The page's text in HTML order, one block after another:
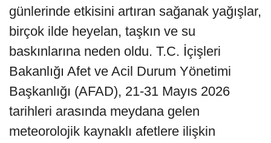
günlerinde etkisini artıran sağanak yağışlar,
birçok ilde heyelan, taşkın ve su
baskınlarına neden oldu. T.C. İçişleri
Bakanlığı Afet ve Acil Durum Yönetimi
Başkanlığı (AFAD), 21-31 Mayıs 2026
tarihleri arasında meydana gelen
meteorolojik kaynaklı afetlere ilişkin